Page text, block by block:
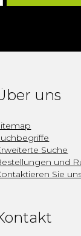
uns
Suche
und
Sie